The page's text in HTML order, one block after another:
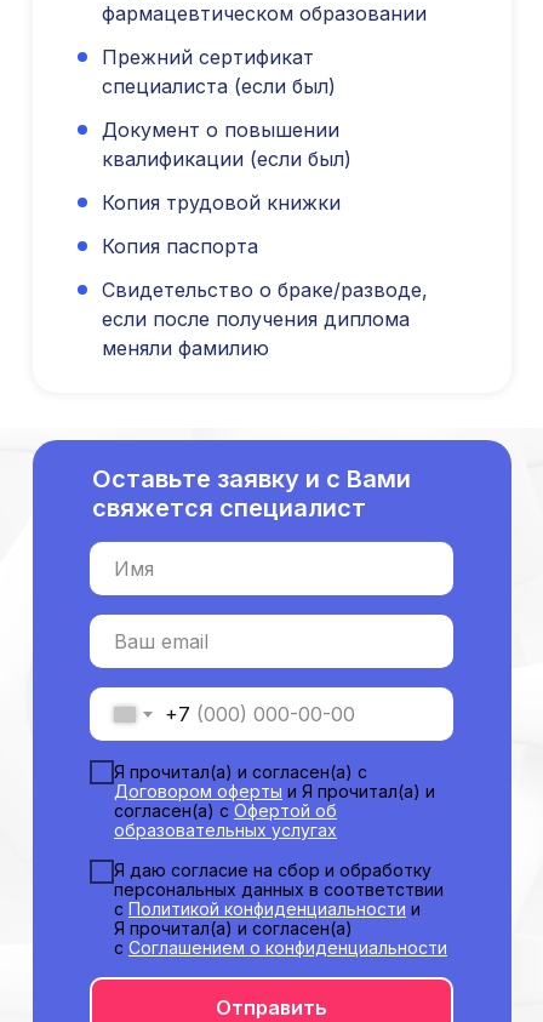
фармацевтическом образовании
Прежний сертификат
специалиста (если был)
Документ о повышении
квалификации (если был)
Копия трудовой книжки
Копия паспорта
Свидетельство о браке/разводе,
если после получения диплома
меняли фамилию
Имя
Ваш email
+7
Я прочитал(а) и согласен(а) с
Договором оферты и Я прочитал(а) и
согласен(а) с Офертой об
образовательных услугах
Я даю согласие на сбор и обработку
персональных данных в соответствии
с Политикой конфиденциальности и
Я прочитал(а) и согласен(а)
с Соглашением о конфиденциальности
Отправить
Оставьте заявку и с Вами
свяжется специалист
Общество с Ограниченной Ответственностью
«Международный Центр Медицинского
и Фармацевтического Образования»
info@kursmedik.ru
Профессиональная подготовка
Повышение квалификации
Для фармацевтов
Со средним образованием
Новые курсы
Эндокринология
Детская нутрициология
Молекулярная нутрициология
О нашем центре
Основные сведения
Структура и органы
Способы оплаты
Аккредитация
Прохождение тестов по клиническим
Сопровождение первичной
специализированной аккредитации